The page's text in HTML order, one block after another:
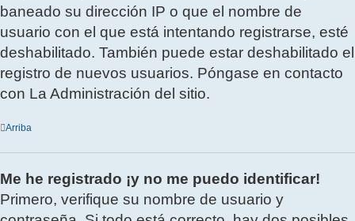
baneado su dirección IP o que el nombre de
usuario con el que está intentando registrarse, esté
deshabilitado. También puede estar deshabilitado el
registro de nuevos usuarios. Póngase en contacto
con La Administración del sitio.
Arriba
Me he registrado ¡y no me puedo identificar!
Primero, verifique su nombre de usuario y